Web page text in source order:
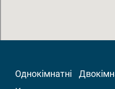
Однокімнатні